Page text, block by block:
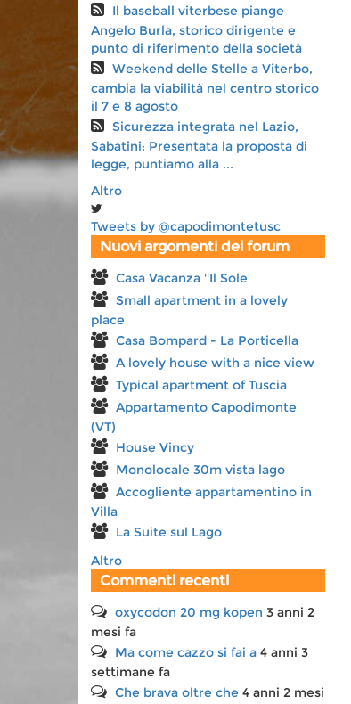
Il baseball viterbese piange
Angelo Burla, storico dirigente e
punto di riferimento della società
Weekend delle Stelle a Viterbo,
cambia la viabilità nel centro storico
il 7 e 8 agosto
Sicurezza integrata nel Lazio,
Sabatini: Presentata la proposta di
legge, puntiamo alla ...
Altro
Tweets by @capodimontetusc
Nuovi argomenti del forum
Casa Vacanza ''Il Sole'
Small apartment in a lovely
place
Casa Bompard - La Porticella
A lovely house with a nice view
Typical apartment of Tuscia
Appartamento Capodimonte
(VT)
House Vincy
Monolocale 30m vista lago
Accogliente appartamentino in
Villa
La Suite sul Lago
Altro
Commenti recenti
oxycodon 20 mg kopen 3 anni 2
mesi fa
Ma come cazzo si fai a 4 anni 3
settimane fa
Che brava oltre che 4 anni 2 mesi